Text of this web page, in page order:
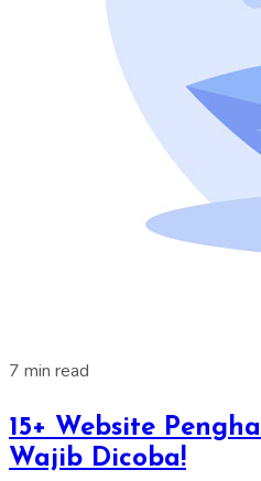
7 min read
15+ Website
Wajib Dicoba!